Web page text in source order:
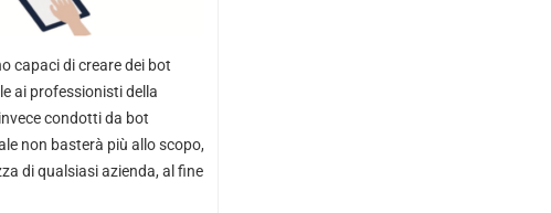
capaci di creare dei bot
ai professionisti della
condotti da bot
non basterà più allo scopo,
di qualsiasi azienda, al fine